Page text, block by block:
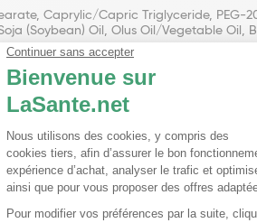
Caprylic/Capric Triglyceride, PEG-
(Soybean) Oil, Olus Oil/Vegetable Oil,